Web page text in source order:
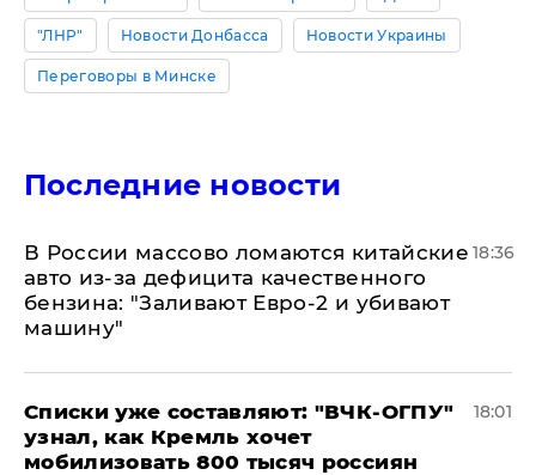
"ЛНР" Новости Донбасса Новости Украины
Переговоры в Минске
Последние новости
В России массово ломаются китайские
авто из-за дефицита качественного
бензина: "Заливают Евро-2 и убивают
машину"
18:36
Списки уже составляют: "ВЧК-ОГПУ"
узнал, как Кремль хочет
мобилизовать 800 тысяч россиян
18:01